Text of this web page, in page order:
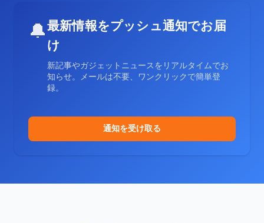
🔔最新情報をプッシュ通知でお届
け
新記事やガジェットニュースをリアルタイムでお
知らせ。メールは不要、ワンクリックで簡単登
録。
通知を受け取る